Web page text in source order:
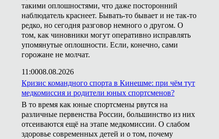
такими оплошностями, что даже посторонний
наблюдатель краснеет. Бывать-то бывает и не так-то
редко, но сегодня разговор немного о другом. О
том, как чиновники могут оперативно исправлять
упомянутые оплошности. Если, конечно, сами
горожане не молчат.
11:0008.08.2026
Кризис командного спорта в Кинешме: при чём тут
медкомиссия и родители юных спортсменов?
В то время как юные спортсмены рвутся на
различные первенства России, большинство из них
отсеиваются ещё на этапе медкомиссии. О слабом
здоровье современных детей и о том, почему